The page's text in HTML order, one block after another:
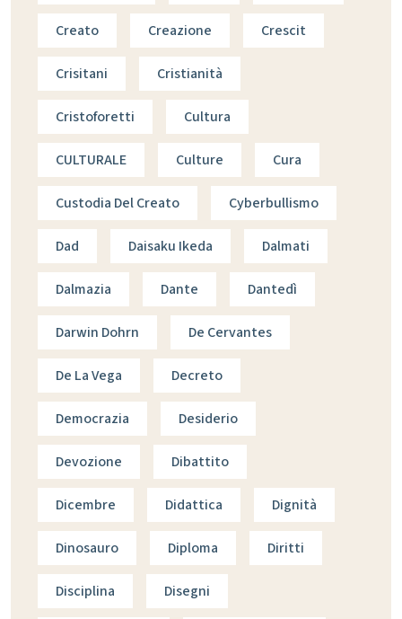
Creato Creazione Crescit
Crisitani Cristianità
Cristoforetti Cultura
CULTURALE Culture Cura
Custodia Del Creato Cyberbullismo
Dad Daisaku Ikeda Dalmati
Dalmazia Dante Dantedì
Darwin Dohrn De Cervantes
De La Vega Decreto
Democrazia Desiderio
Devozione Dibattito
Dicembre Didattica Dignità
Dinosauro Diploma Diritti
Disciplina Disegni